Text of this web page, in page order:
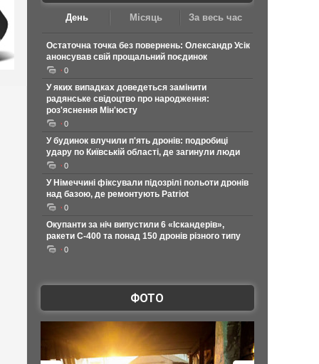
День Місяць За весь час
Остаточна точка без повернень: Олександр Усік
анонсував свій прощальний поєдинок
0
У яких випадках доведеться замінити
радянське свідоцтво про народження:
роз'яснення Мін'юсту
0
У будинок влучили п'ять дронів: подробиці
удару по Київській області, де загинули люди
0
У Німеччині фіксували підозрілі польоти дронів
над базою, де ремонтують Patriot
0
Окупанти за ніч випустили 6 «Іскандерів»,
ракети С-400 та понад 150 дронів різного типу
0
ФОТО